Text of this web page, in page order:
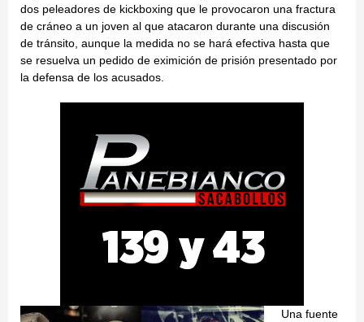
dos peleadores de kickboxing que le provocaron una fractura
de cráneo a un joven al que atacaron durante una discusión
de tránsito, aunque la medida no se hará efectiva hasta que
se resuelva un pedido de eximición de prisión presentado por
la defensa de los acusados.
Una fuente